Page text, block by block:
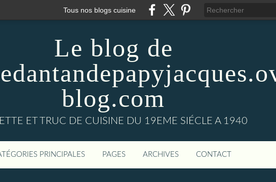
Tous nos blogs cuisine
Le blog de
blog.com
ET TRUC DE CUISINE DU 19EME SIÉCLE A 1940
PRINCIPALES PAGES ARCHIVES CONTACT